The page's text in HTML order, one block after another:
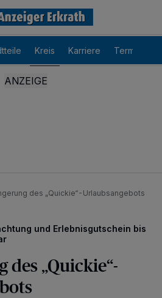
Kreis Karriere Termine
des „Quickie“-Urlaubsangebots
und Erlebnisgutschein bis
des „Quickie“-
Browserdaten oder eindeutige
Durch Auswahl von OK aktivieren Sie
unter „Wir und unsere Partner
Dienste bereitzustellen“ aufgeführten